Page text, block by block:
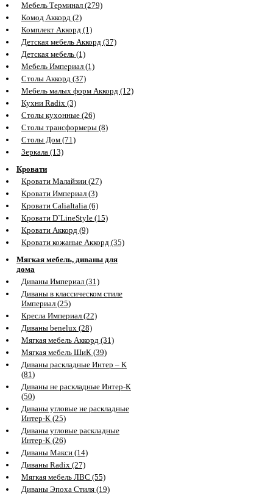
Мебель Терминал (279)
Комод Аккорд (2)
Комплект Аккорд (1)
Детская мебель Аккорд (37)
Детская мебель (1)
Мебель Империал (1)
Столы Аккорд (37)
Мебель малых форм Аккорд (12)
Кухни Radix (3)
Столы кухонные (26)
Столы трансформеры (8)
Столы Дом (71)
Зеркала (13)
Кровати
Кровати Малайзии (27)
Кровати Империал (3)
Кровати CaliaItalia (6)
Кровати D`LineStyle (15)
Кровати Аккорд (9)
Кровати кожаные Аккорд (35)
Мягкая мебель, диваны для
дома
Диваны Империал (31)
Диваны в классическом стиле
Империал (25)
Кресла Империал (22)
Диваны benelux (28)
Мягкая мебель Аккорд (31)
Мягкая мебель ШиК (39)
Диваны раскладные Интер – К
(81)
Диваны не раскладные Интер-К
(50)
Диваны угловые не раскладные
Интер-К (25)
Диваны угловые раскладные
Интер-К (26)
Диваны Макси (14)
Диваны Radix (27)
Мягкая мебель ЛВС (55)
Диваны Эпоха Стиля (19)